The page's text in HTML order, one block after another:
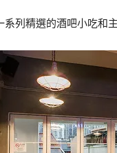
列精選的酒吧小吃和